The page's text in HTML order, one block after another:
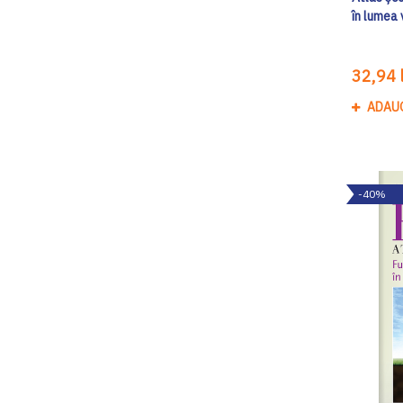
în lumea
32,94
-40%